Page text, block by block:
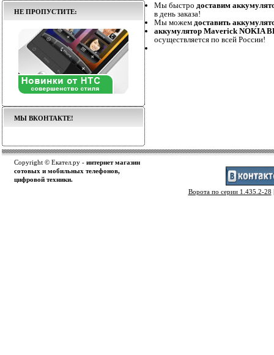
НЕ ПРОПУСТИТЕ:
МЫ ВКОНТАКТЕ!
Мы быстро доставим
в день заказа!
Мы можем доставить
аккумулятор Maverick NOKIA
осуществляется по всей России!
Copyright © Екател.ру - интернет магазин
сотовых и мобильных телефонов,
цифровой техники.
Ворота по серии 1.435.2-28